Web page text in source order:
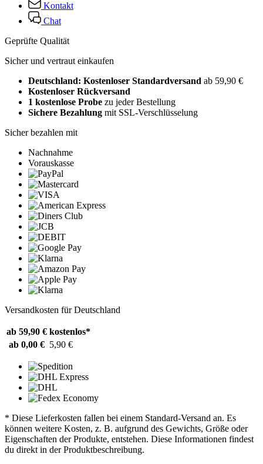
Kontakt
Chat
Geprüfte Qualität
Sicher und vertraut einkaufen
Deutschland: Kostenloser Standardversand ab 59,90 €
Kostenloser Rückversand
1 kostenlose Probe zu jeder Bestellung
Sichere Bezahlung mit SSL-Verschlüsselung
Sicher bezahlen mit
Nachnahme
Vorauskasse
Versandkosten für Deutschland
ab 59,90 € kostenlos*
ab 0,00 € 5,90 €
* Diese Lieferkosten fallen bei einem Standard-Versand an. Es
können weitere Kosten, z. B. aufgrund des Gewichts, Größe oder
Eigenschaften der Produkte, entstehen. Diese Informationen findest
du direkt in der Produktbeschreibung.